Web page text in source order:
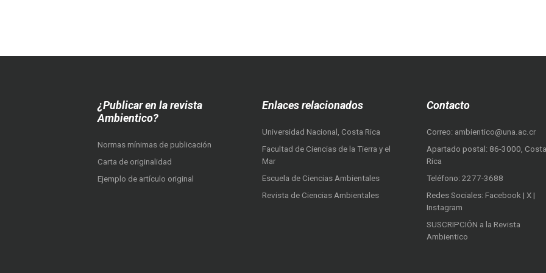
¿Publicar en la revista
Ambientico?
Normas mínimas de publicación
Carta de originalidad
Ejemplo de artículo original
Enlaces relacionados
Universidad Nacional, Costa Rica
Facultad de Ciencias de la Tierra y el
Mar
Escuela de Ciencias Ambientales
Revista de Ciencias Ambientales
Contacto
Correo: ambientico@una.ac.cr
Apartado postal: 86-3000, Costa
Rica
Teléfono: 2277-3688
Redes Sociales: Facebook | X |
Instagram
SUSCRIPCIÓN a la Revista
Ambientico